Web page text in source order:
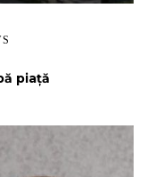
piață